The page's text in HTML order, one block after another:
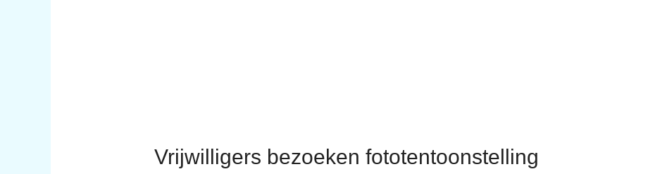
Vrijwilligers bezoeken fototentoonstelling